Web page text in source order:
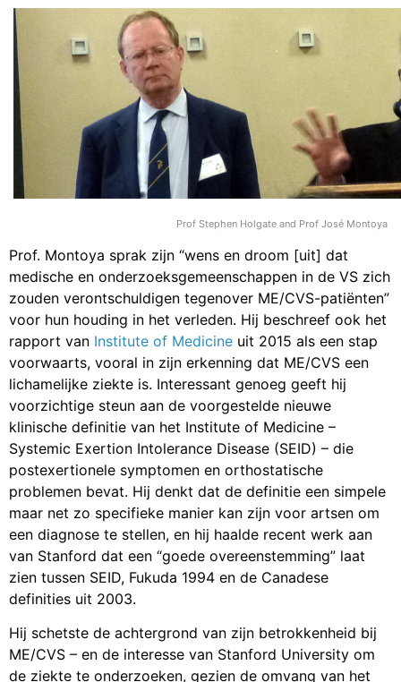
Prof Stephen Holgate and Prof José Montoya
Prof. Montoya sprak zijn “wens en droom [uit] dat
medische en onderzoeksgemeenschappen in de VS zich
zouden verontschuldigen tegenover ME/CVS-patiënten”
voor hun houding in het verleden. Hij beschreef ook het
rapport van Institute of Medicine uit 2015 als een stap
voorwaarts, vooral in zijn erkenning dat ME/CVS een
lichamelijke ziekte is. Interessant genoeg geeft hij
voorzichtige steun aan de voorgestelde nieuwe
klinische definitie van het Institute of Medicine –
Systemic Exertion Intolerance Disease (SEID) – die
postexertionele symptomen en orthostatische
problemen bevat. Hij denkt dat de definitie een simpele
maar net zo specifieke manier kan zijn voor artsen om
een diagnose te stellen, en hij haalde recent werk aan
van Stanford dat een “goede overeenstemming” laat
zien tussen SEID, Fukuda 1994 en de Canadese
definities uit 2003.
Hij schetste de achtergrond van zijn betrokkenheid bij
ME/CVS – en de interesse van Stanford University om
de ziekte te onderzoeken, gezien de omvang van het